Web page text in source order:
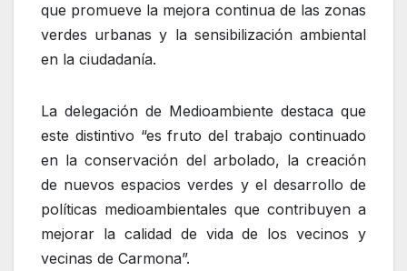
que promueve la mejora continua de las zonas
verdes urbanas y la sensibilización ambiental
en la ciudadanía.
La delegación de Medioambiente destaca que
este distintivo “es fruto del trabajo continuado
en la conservación del arbolado, la creación
de nuevos espacios verdes y el desarrollo de
políticas medioambientales que contribuyen a
mejorar la calidad de vida de los vecinos y
vecinas de Carmona”.